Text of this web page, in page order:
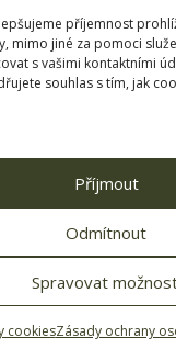
příjemnost
mimo jiné za pomoci
s vašimi kontaktními
souhlas s tím, jak
Příjmout
Odmítnout
Spravovat
cookiesZásady ochrany